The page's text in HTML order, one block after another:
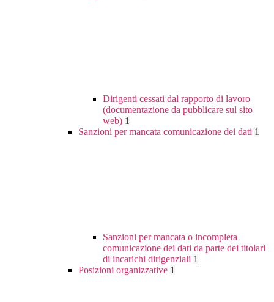
Dirigenti cessati dal rapporto di lavoro
(documentazione da pubblicare sul sito
web) 1
Sanzioni per mancata comunicazione dei dati 1
Sanzioni per mancata o incompleta
comunicazione dei dati da parte dei titolari
di incarichi dirigenziali 1
Posizioni organizzative 1